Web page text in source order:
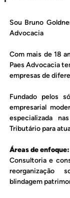
Sou Bruno
Advocacia
Com mais de 18
Paes Advocacia
empresas de
Fundado pelos
empresarial
especializada
Tributário para
Áreas de enfoque:
Consultoria e
reorganização
blindagem